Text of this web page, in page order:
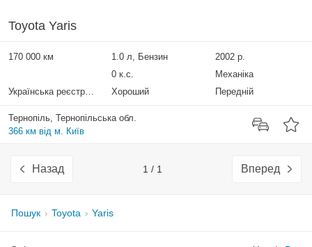
Toyota Yaris
170 000 км 1.0 л, Бензин
2002 р.
0 к.с.
Механіка
Українська реєстрація
Хороший Передній
Тернопіль, Тернопільська обл.
366 км від м. Київ
Назад 1 / 1 Вперед
Пошук Toyota Yaris